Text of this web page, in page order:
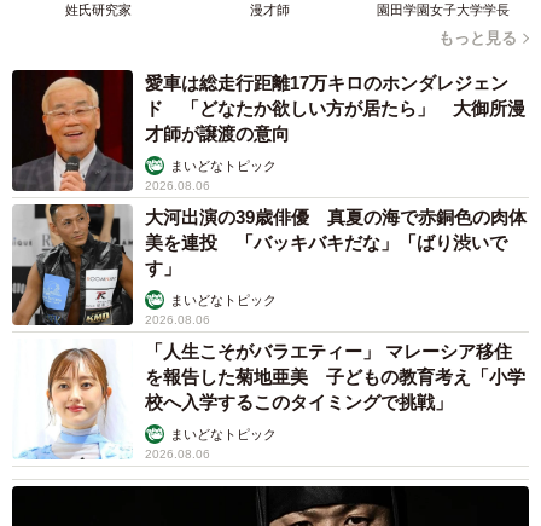
姓氏研究家 漫才師 園田学園女子大学学長
もっと見る
愛車は総走行距離17万キロのホンダレジェン
ド 「どなたか欲しい方が居たら」 大御所漫
才師が譲渡の意向
まいどなトピック
2026.08.06
大河出演の39歳俳優 真夏の海で赤銅色の肉体
美を連投 「バッキバキだな」「ばり渋いで
す」
まいどなトピック
2026.08.06
「人生こそがバラエティー」 マレーシア移住
を報告した菊地亜美 子どもの教育考え「小学
校へ入学するこのタイミングで挑戦」
まいどなトピック
2026.08.06